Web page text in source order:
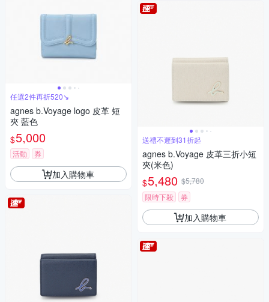
任選2件再折520↘
agnes b.Voyage logo 皮革 短
夾 藍色
$5,000
活動 券
加入購物車
送禮不遲到31折起
agnes b.Voyage 皮革三折小短
夾(米色)
$5,480 $5,780
限時下殺
券
加入購物車